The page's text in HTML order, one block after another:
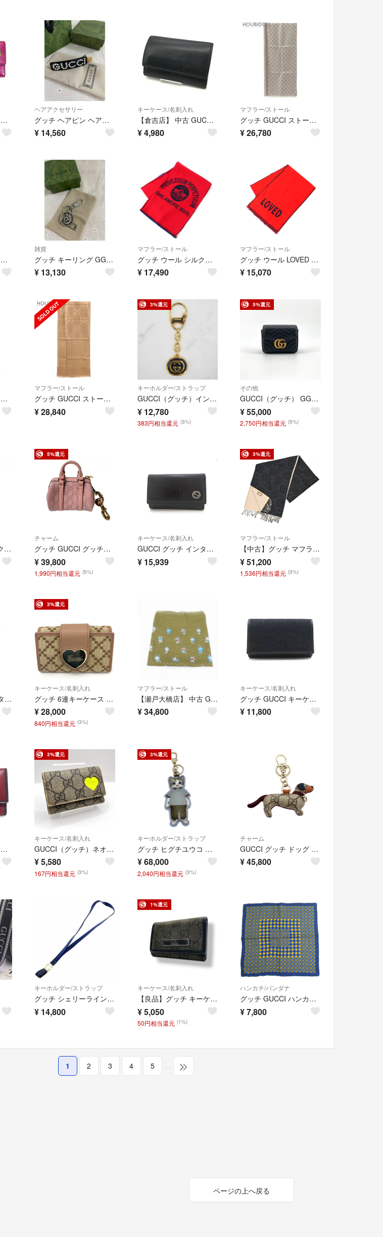
GUCCI グッチ ラブリーハート エナメル GGエンボス 251861 ピンク 長財布 レディース
ヘアアクセサリー
グッチ ヘアピン ヘアクリップ
¥ 14,560
キーケース/名刺入れ
【倉吉店】 中古 GUCCI | グッチ キーケース Bee Star 6連キーケース 495071 ブラック 【125】
¥4,980
マフラー/ストール
グッチ GUCCI ストール GGライン シルクウール ショール シルク ウール ブラウン シルク 20% ウール 80% GG柄 282390 3G704【中古】
¥26,780
グッチ GUCCI ストール GGライン シルクウール ショール シルク ウール グレー シルク 20% ウール 80% GG柄 281942 3G704 1962【中古】
雑貨
グッチ キーリング GG キーホルダー シルバー
¥ 13,130
マフラー/ストール
グッチ ウール シルク混 プリント マフラー ストール 521111 レッド ブルー【中古】
¥ 17,490
マフラー/ストール
グッチ ウール LOVED マフラー ストール 473526 レッド ネイビー【中古】
¥ 15,070
グッチ GUCCI チャーム キーリング ふくろう レザー/メタル ライトピンク/バーガンディ/ゴールド レディース 送料無料【中古】 e62068c
マフラー/ストール
グッチ GUCCI ストール GGジャカード シルクウール ショール シルク ウール キャメル シルク 60% ウール 40% GG柄 663671 3GC43 9800【中古】
¥28,840
3%還元
キーホルダー/ストラップ
GUCCI（グッチ）インターロッキングG ヴィンテージ キーホルダー バッグチャーム ゴールド ネイビー エナメル イタリア製 箱付き レディース 【中古】
¥ 12,780
383円相当還元 (3%)
5%還元
その他
GUCCI（グッチ） GGマーモント キーチェーン バッグチャーム 768275 その他小物 ブラック
¥55,000
2,750円相当還元 (5%)
【中古】グッチ ネックストラップ ロゴ シェリーライン ブラックレザー シルバー金具 Aランク gu8912dn
5%還元
チャーム
グッチ GUCCI グッチシマ コインケース バッグチャーム レディース
¥39,800
1,990円相当還元 (5%)
キーケース/名刺入れ
GUCCI グッチ インターロッキングG 6連 115225 キーケース レザー ブラック メンズ【中古】【473】
¥ 15,939
3%還元
マフラー/ストール
【中古】グッチ マフラー ストール GG ロゴ ジャガード ウール ブラック×ベージュ Aランク gu6823gg
¥51,200
1,536円相当還元 (3%)
GUCCI グッチ GGメタル レザー キーケース キーケース 473924 レザー ブラック メンズ【中古】
3%還元
キーケース/名刺入れ
グッチ 6連キーケース GGキャンバス ラブリーハート ベージュ/ピンクベージュ 203551 GUCCI Aランク 中古
¥28,000
840円相当還元 (3%)
マフラー/ストール
【瀬戸大橋店】 中古 GUCCI | グッチ マフラー × ドラえもん ストール 654639 4GAAT ブラウン 【135】
¥34,800
キーケース/名刺入れ
グッチ GUCCI キーケース GGキャンバス/レザー ブラック ユニセックス 送料無料【中古】 h32332k
¥ 11,800
グッチ GUCCI キーケース レザー レッドブラウン ユニセックス 106678 送料無料【中古】 h32322a
3%還元
キーケース/名刺入れ
GUCCI（グッチ）ネオンハート GGスプリーム キーケース 6連 PVC レザー ベージュ ネオンイエロー ハートモチーフ レディース 323228【中古】
¥5,580
167円相当還元 (3%)
3%還元
キーホルダー/ストラップ
グッチ ヒグチユウコ バッグチャーム Sランク 中古
¥68,000
2,040円相当還元 (3%)
チャーム
GUCCI グッチ ドッグ シェイプ バッグチャーム チャーム 821812 GGスプリームキャンバス ベージュ ボルドー レディース【中古】
¥45,800
キーホルダー/ストラップ
グッチ シェリーライン インターロッキングG ネックストラップ キャンバス レザー ネイビー 115278 GG ロングストラップ ブランド小物【中古】
¥ 14,800
1%還元
キーケース/名刺入れ
【良品】グッチ キーケース メタルバー GGキャンバス レザー 6連 ブラック 黒 シルバー金具 コンパクト ビジネス スタイリッシュ ミニ 鍵入れ メンズ レディース ユニセックス 人気 定番 ブランド 高級感 シンプル エレガント 普段使い ギフト W3
¥5,050
50円相当還元 (1%)
ハンカチ/バンダナ
グッチ GUCCI ハンカチ スカーフ シルク ネイビー/イエロー レディース 送料無料【中古】 e61986a
¥7,800
1 2 3 4 5 …
ページの上へ戻る